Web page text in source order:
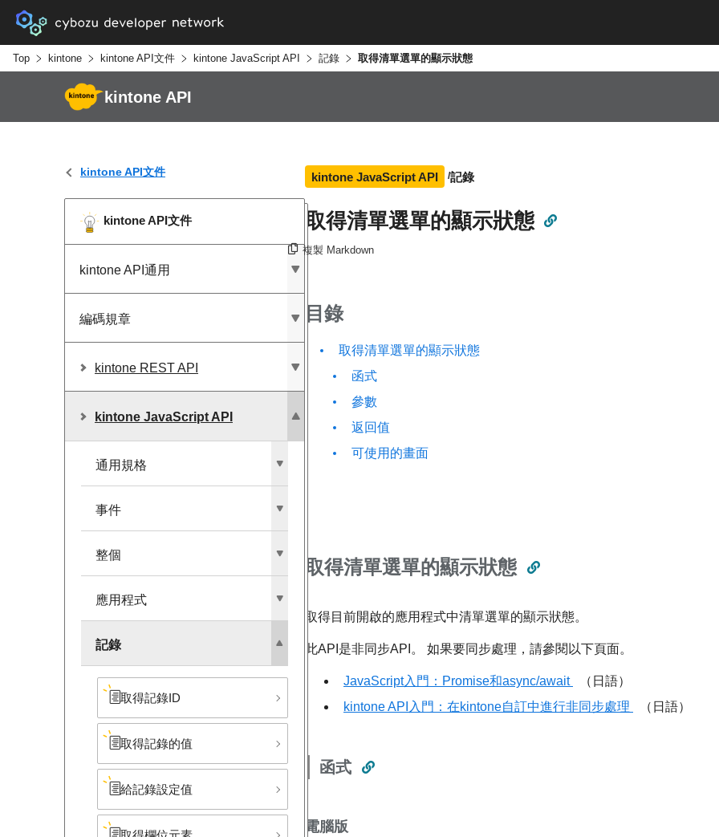
Top kintone kintone API文件 kintone JavaScript API 記錄 取得清單選單的顯示狀態
kintone API
kintone API文件
kintone API文件
kintone API通用
編碼規章
kintone REST API
kintone JavaScript API
通用規格
事件
整個
應用程式
記錄
取得記錄ID
取得記錄的值
給記錄設定值
kintone JavaScript API 記錄
取得清單選單的顯示狀態
複製 Markdown
目錄
取得清單選單的顯示狀態
函式
參數
返回值
可使用的畫面
取得清單選單的顯示狀態
取得目前開啟的應用程式中清單選單的顯示狀態。
此API是非同步API。 如果要同步處理，請參閱以下頁面。
JavaScript入門：Promise和async/await
（日語）
kintone API入門：在kintone自訂中進行非同步處理
（日語）
函式
電腦版